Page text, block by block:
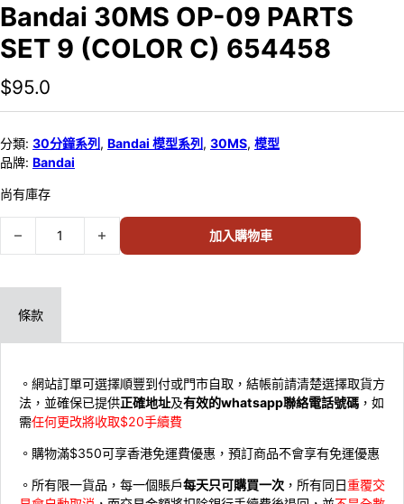
Bandai 30MS OP-09 PARTS
SET 9 (COLOR C) 654458
$95.0
分類: 30分鐘系列 , Bandai 模型系列 , 30MS, 模型
品牌: Bandai
尚有庫存
Bandai 30MS OP-09 PARTS SET 9 (COLOR C) 654458 數量
加入購物車
條款
。網站訂單可選擇順豐到付或門市自取，結帳前請清楚選擇取貨方
法，並確保已提供正確地址及有效的whatsapp聯絡電話號碼 ，如
需任何更改將收取$20手續費
。購物滿$350可享香港免運費優惠，預訂商品不會享有免運優惠
。所有限一貨品，每一個賬戶每天只可購買一次 ，所有同日重覆交